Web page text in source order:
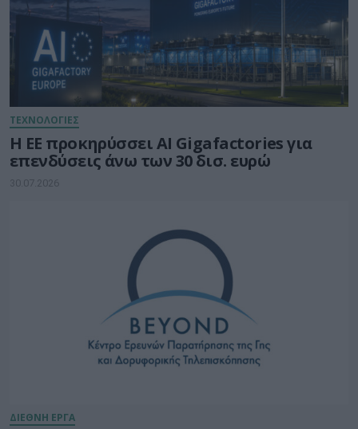
ΤΕΧΝΟΛΟΓΙΕΣ
Η ΕΕ προκηρύσσει AI Gigafactories για
επενδύσεις άνω των 30 δισ. ευρώ
30.07.2026
ΔΙΕΘΝΗ ΕΡΓΑ